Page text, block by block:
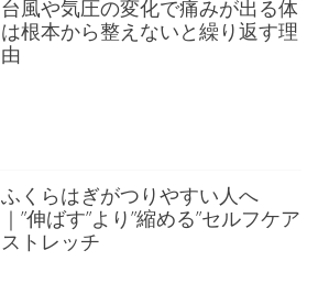
台風や気圧の変化で痛みが出る体
は根本から整えないと繰り返す理
由
ふくらはぎがつりやすい人へ
｜”伸ばす”より”縮める”セルフケア
ストレッチ